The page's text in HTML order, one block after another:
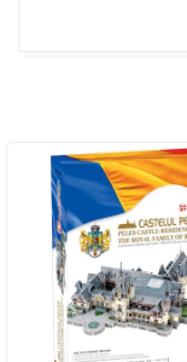
dezvolta
cadou va
puzzle.
aventura 3D si
persoanele
transforma